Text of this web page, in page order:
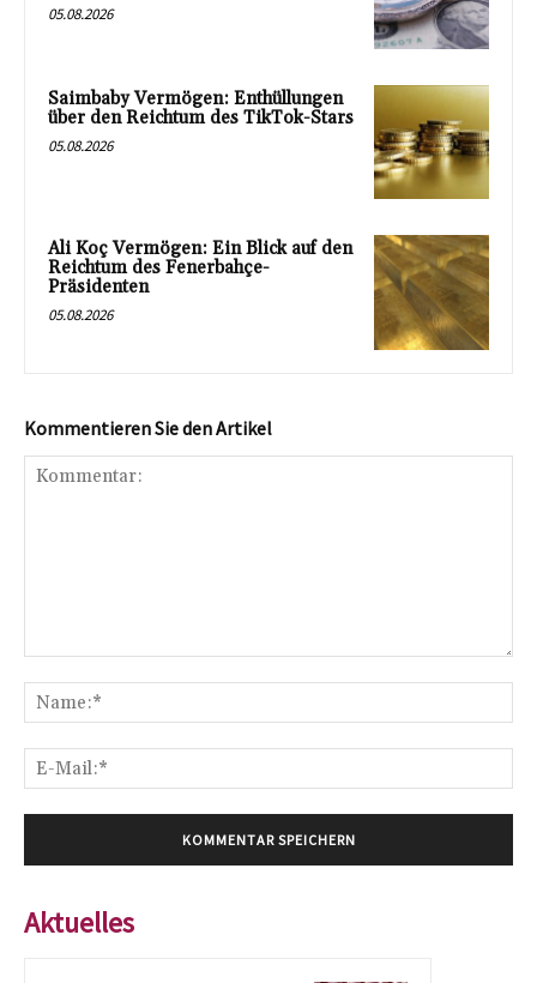
05.08.2026
Saimbaby Vermögen: Enthüllungen
über den Reichtum des TikTok-Stars
05.08.2026
Ali Koç Vermögen: Ein Blick auf den
Reichtum des Fenerbahçe-
Präsidenten
05.08.2026
Kommentieren Sie den Artikel
Aktuelles